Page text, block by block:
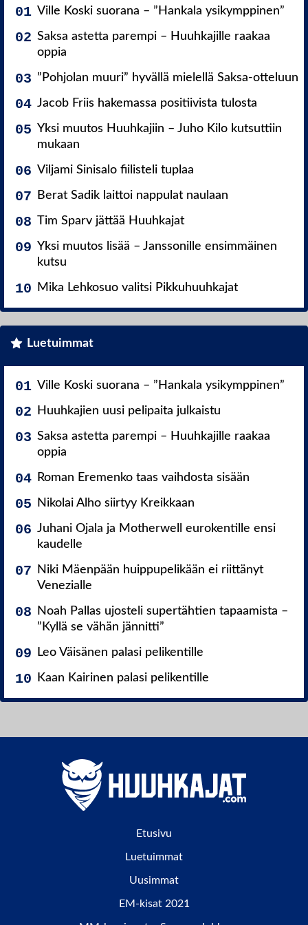
Ville Koski suorana – ”Hankala ysikymppinen”
Saksa astetta parempi – Huuhkajille raakaa
oppia
”Pohjolan muuri” hyvällä mielellä Saksa-otteluun
Jacob Friis hakemassa positiivista tulosta
Yksi muutos Huuhkajiin – Juho Kilo kutsuttiin
mukaan
Viljami Sinisalo fiilisteli tuplaa
Berat Sadik laittoi nappulat naulaan
Tim Sparv jättää Huuhkajat
Yksi muutos lisää – Janssonille ensimmäinen
kutsu
Mika Lehkosuo valitsi Pikkuhuuhkajat
Luetuimmat
Ville Koski suorana – ”Hankala ysikymppinen”
Huuhkajien uusi pelipaita julkaistu
Saksa astetta parempi – Huuhkajille raakaa
oppia
Roman Eremenko taas vaihdosta sisään
Nikolai Alho siirtyy Kreikkaan
Juhani Ojala ja Motherwell eurokentille ensi
kaudelle
Niki Mäenpään huippupelikään ei riittänyt
Venezialle
Noah Pallas ujosteli supertähtien tapaamista –
”Kyllä se vähän jännitti”
Leo Väisänen palasi pelikentille
Kaan Kairinen palasi pelikentille
Etusivu
Luetuimmat
Uusimmat
EM-kisat 2021